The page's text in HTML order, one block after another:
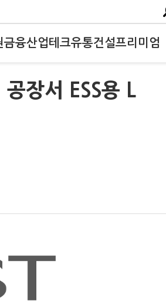
금융산업테크유통건설프리미엄
장서 ESS용 L